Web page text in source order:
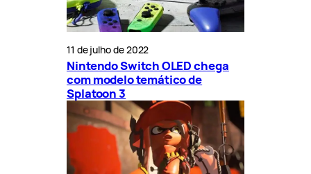
11 de julho de 2022
Nintendo Switch OLED chega
com modelo temático de
Splatoon 3